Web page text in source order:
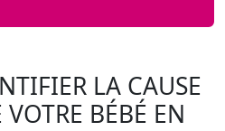
LA CAUSE
VOTRE BÉBÉ EN